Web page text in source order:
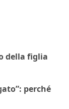
della figlia
perché